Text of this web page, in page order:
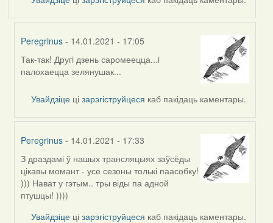
Peregrinus - 14.01.2021 - 17:05
In
reply
Так-так! Другi дзень саромеецца...i
палохаецца зелянушак...
Увайдзіце цізарэгіструйцеся каб пакідаць каментары.
Peregrinus - 14.01.2021 - 17:33
In
reply
to
by
Lighty
З драздамі ў нашых трансляцыях заўсёды
цікавы момант - усе сезоны толькі паасобку!
))) Нават у гэтым.. тры віды па адной
птушцы! ))))
Увайдзіце цізарэгіструйцеся каб пакідаць каментары.